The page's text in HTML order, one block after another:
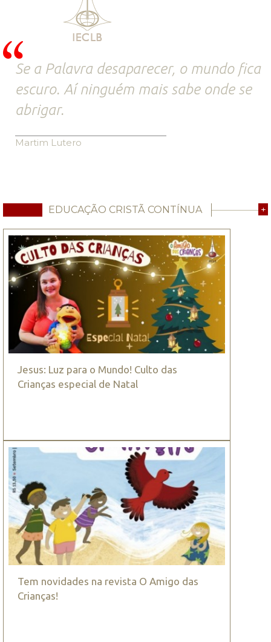
Se a Palavra desaparecer, o mundo fica
escuro. Aí ninguém mais sabe onde se
abrigar.
Martim Lutero
EDUCAÇÃO CRISTÃ CONTÍNUA +
Jesus: Luz para o Mundo! Culto das
Crianças especial de Natal
Tem novidades na revista O Amigo das
Crianças!